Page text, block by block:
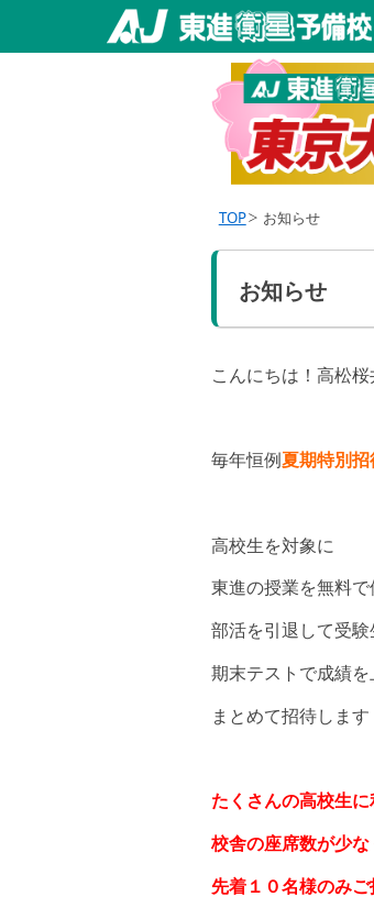
TOP お知らせ
お知らせ
こんにちは！高松桜
毎年恒例夏期特別招
高校生を対象に
東進の授業を無料で
部活を引退して受験
期末テストで成績を
まとめて招待します
たくさんの高校生に
校舎の座席数が少な
先着１０名様のみご